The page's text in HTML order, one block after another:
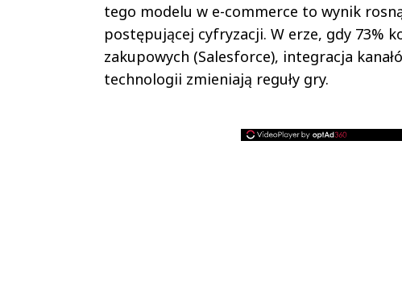
tego modelu w e-commerce to wynik
postępującej cyfryzacji. W erze, gdy 73%
zakupowych (Salesforce), integracja
technologii zmieniają reguły gry.